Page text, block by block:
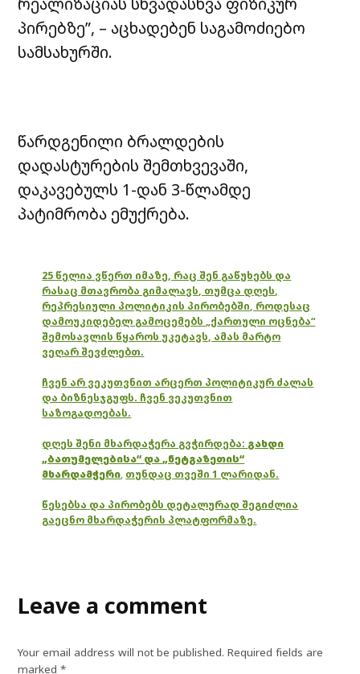
პირებზე”, – აცხადებენ საგამოძიებო
სამსახურში.
წარდგენილი ბრალდების
დადასტურების შემთხვევაში,
დაკავებულს 1-დან 3-წლამდე
პატიმრობა ემუქრება.
25 წელია ვწერთ იმაზე, რაც შენ გაწუხებს და
რასაც მთავრობა გიმალავს, თუმცა დღეს,
რეპრესიული პოლიტიკის პირობებში, როდესაც
დამოუკიდებელ გამოცემებს „ქართული ოცნება“
შემოსავლის წყაროს უკეტავს, ამას მარტო
ვეღარ შევძლებთ.
ჩვენ არ ვეკუთვნით არცერთ პოლიტიკურ ძალას
და ბიზნესჯგუფს. ჩვენ ვეკუთვნით
საზოგადოებას.
დღეს შენი მხარდაჭერა გვჭირდება: გახდი
„ბათუმელებისა“ და „ნეტგაზეთის“
მხარდამჭერი, თუნდაც თვეში 1 ლარიდან.
წესებსა და პირობებს დეტალურად შეგიძლია
გაეცნო მხარდაჭერის პლატფორმაზე.
Leave a comment
Your email address will not be published. Required fields are
marked*